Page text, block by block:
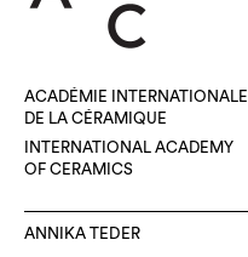
ACADÉMIE INTERNATIONALE
DE LA CÉRAMIQUE
INTERNATIONAL ACADEMY
OF CERAMICS
ANNIKA TEDER